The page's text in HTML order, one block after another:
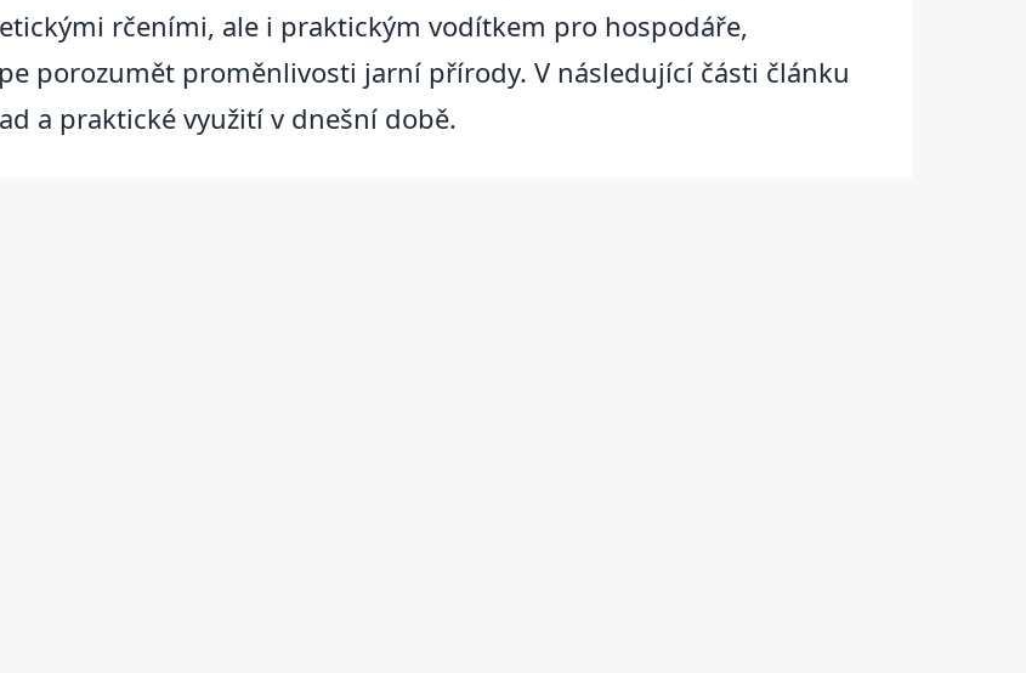
rčeními, ale i praktickým vodítkem pro hospodáře,
porozumět proměnlivosti jarní přírody. V následující části článku
a praktické využití v dnešní době.